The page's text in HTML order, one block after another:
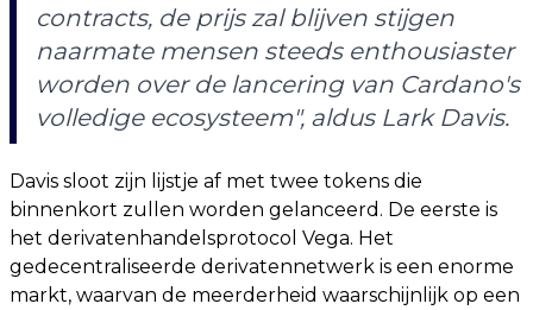
contracts, de prijs zal blijven stijgen
naarmate mensen steeds enthousiaster
worden over de lancering van Cardano's
volledige ecosysteem", aldus Lark Davis.
Davis sloot zijn lijstje af met twee tokens die
binnenkort zullen worden gelanceerd. De eerste is
het derivatenhandelsprotocol Vega. Het
gedecentraliseerde derivatennetwerk is een enorme
markt, waarvan de meerderheid waarschijnlijk op een